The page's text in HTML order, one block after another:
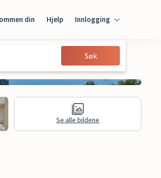
din Hjelp Innlogging
Innlogging
Gjest
Søk
Se alle bildene